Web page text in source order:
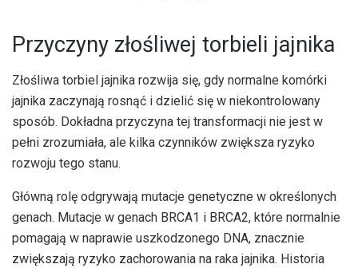
Przyczyny złośliwej torbieli jajnika
Złośliwa torbiel jajnika rozwija się, gdy normalne komórki
jajnika zaczynają rosnąć i dzielić się w niekontrolowany
sposób. Dokładna przyczyna tej transformacji nie jest w
pełni zrozumiała, ale kilka czynników zwiększa ryzyko
rozwoju tego stanu.
Główną rolę odgrywają mutacje genetyczne w określonych
genach. Mutacje w genach BRCA1 i BRCA2, które normalnie
pomagają w naprawie uszkodzonego DNA, znacznie
zwiększają ryzyko zachorowania na raka jajnika. Historia